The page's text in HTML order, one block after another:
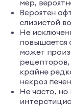
мер,
Вероятен
слизистой
Не
повышается
может
рецепторов,
крайне
некроз
Не часто, но